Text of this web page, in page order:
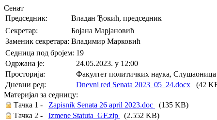
Сенат
Председник:
Владан Ђокић, председник
Секретар:
Бојана Марјановић
Заменик секретара: Владимир Марковић
Седница под бројем: 19
Oдржана je:
24.05.2023. у 12:00
Просторија:
Факултет политичких наука,
Дневни ред:
Dnevni red Senata 2023_05_24.docx (42
Материјал за седницу:
Тачка 1 -
Zapisnik Senata 26 april 2023.doc
(135 KB)
Тачка 2 -
Izmene Statuta_GF.zip
(2.552 KB)